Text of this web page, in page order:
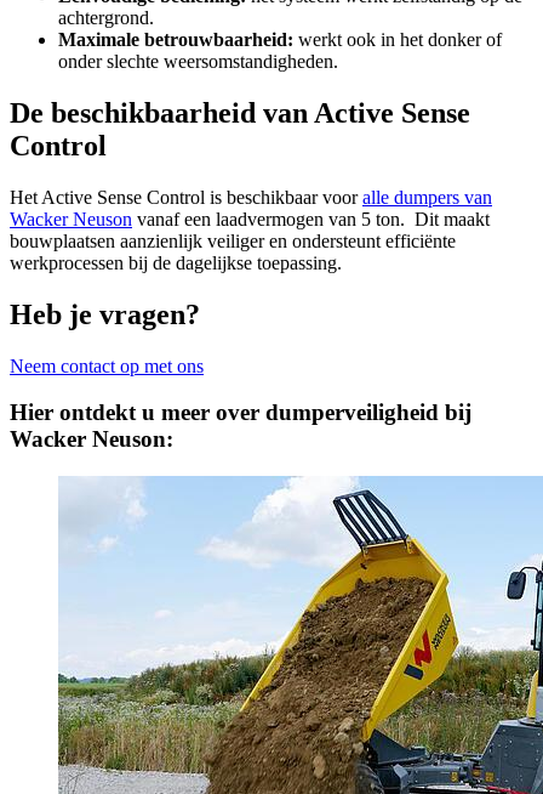
achtergrond.
Maximale betrouwbaarheid: werkt ook in het donker of
onder slechte weersomstandigheden.
De beschikbaarheid van Active Sense
Control
Het Active Sense Control is beschikbaar vooralle dumpers van
Wacker Neuson vanaf een laadvermogen van 5 ton. Dit maakt
bouwplaatsen aanzienlijk veiliger en ondersteunt efficiënte
werkprocessen bij de dagelijkse toepassing.
Heb je vragen?
Neem contact op met ons
Hier ontdekt u meer over dumperveiligheid bij
Wacker Neuson: